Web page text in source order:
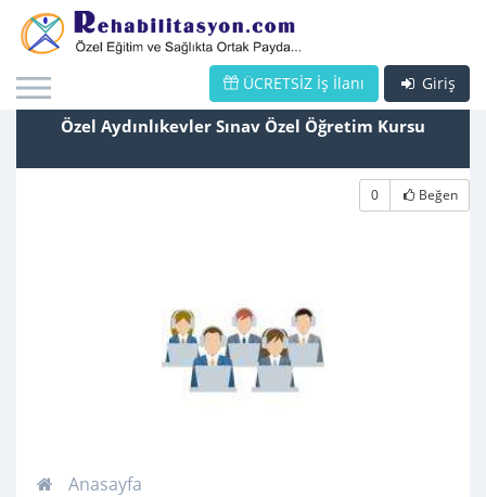
Giriş
ÜCRETSİZ İş İlanı
Özel Aydınlıkevler Sınav Özel Öğretim Kursu
0 Beğen
Anasayfa